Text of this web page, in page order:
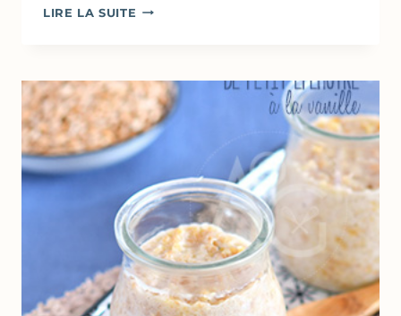
LIRE LA SUITE GÂTEAU
&
AMANDES